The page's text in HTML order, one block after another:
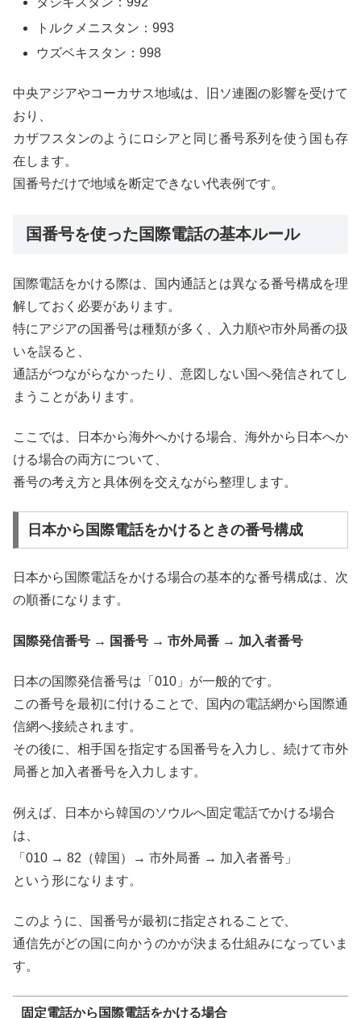
トルクメニスタン：993
ウズベキスタン：998
中央アジアやコーカサス地域は、旧ソ連圏の影響を受けて
おり、
カザフスタンのようにロシアと同じ番号系列を使う国も存
在します。
国番号だけで地域を断定できない代表例です。
国番号を使った国際電話の基本ルール
国際電話をかける際は、国内通話とは異なる番号構成を理
解しておく必要があります。
特にアジアの国番号は種類が多く、入力順や市外局番の扱
いを誤ると、
通話がつながらなかったり、意図しない国へ発信されてし
まうことがあります。
ここでは、日本から海外へかける場合、海外から日本へか
ける場合の両方について、
番号の考え方と具体例を交えながら整理します。
日本から国際電話をかけるときの番号構成
日本から国際電話をかける場合の基本的な番号構成は、次
の順番になります。
国際発信番号 → 国番号 → 市外局番 → 加入者番号
日本の国際発信番号は「010」が一般的です。
この番号を最初に付けることで、国内の電話網から国際通
信網へ接続されます。
その後に、相手国を指定する国番号を入力し、続けて市外
局番と加入者番号を入力します。
例えば、日本から韓国のソウルへ固定電話でかける場合
は、
「010 → 82（韓国）→ 市外局番 → 加入者番号」
という形になります。
このように、国番号が最初に指定されることで、
通信先がどの国に向かうのかが決まる仕組みになっていま
す。
固定電話から国際電話をかける場合